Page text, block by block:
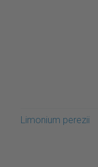
Limonium perezii